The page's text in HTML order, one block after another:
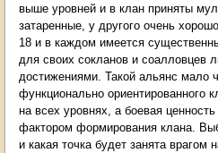
выше уровней и в клан приняты
затаренные, у другого очень
18 и в каждом имеется
для своих сокланов и соалловцев
достижениями. Такой альянс мало
функционально ориентированного
на всех уровнях, а боевая
фактором формирования клана.
и какая точка будет занята врагом